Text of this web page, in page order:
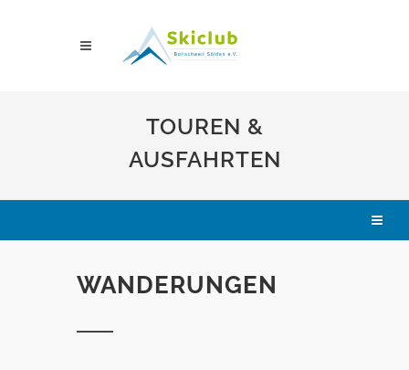
TOUREN &
AUSFAHRTEN
WANDERUNGEN